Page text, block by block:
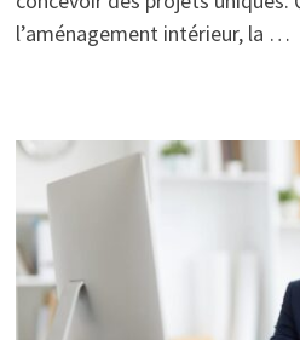
l’aménagement intérieur, la …